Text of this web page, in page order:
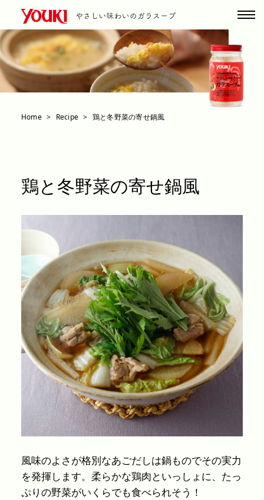
Home Recipe 鶏と冬野菜の寄せ鍋風
鶏と冬野菜の寄せ鍋風
風味のよさが格別なあごだしは鍋ものでその実力
を発揮します。柔らかな鶏肉といっしょに、たっ
ぷりの野菜がいくらでも食べられそう！